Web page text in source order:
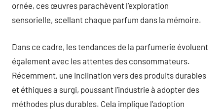
ornée, ces œuvres parachèvent l’exploration
sensorielle, scellant chaque parfum dans la mémoire.
Dans ce cadre, les tendances de la parfumerie évoluent
également avec les attentes des consommateurs.
Récemment, une inclination vers des produits durables
et éthiques a surgi, poussant l’industrie à adopter des
méthodes plus durables. Cela implique l’adoption